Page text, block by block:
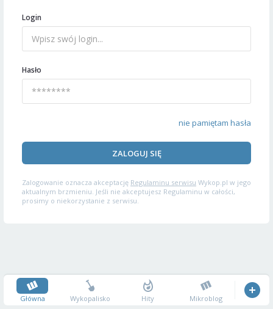
Login
Hasło
nie pamiętam hasła
ZALOGUJ SIĘ
Zalogowanie oznacza akceptację Regulaminu serwisu Wykop.pl w jego
aktualnym brzmieniu. Jeśli nie akceptujesz Regulaminu w całości,
prosimy o niekorzystanie z serwisu.
Główna Wykopalisko Hity Mikroblog